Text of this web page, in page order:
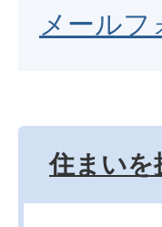
メール
住まいを